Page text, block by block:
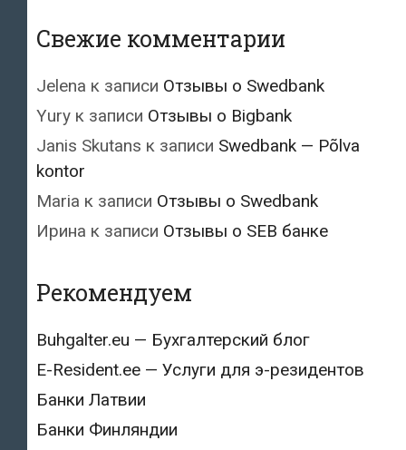
Свежие комментарии
Jelena к записи Отзывы о Swedbank
Yury к записи Отзывы о Bigbank
Janis Skutans к записи Swedbank — Põlva
kontor
Maria к записи Отзывы о Swedbank
Ирина к записи Отзывы о SEB банке
Рекомендуем
Buhgalter.eu — Бухгалтерский блог
E-Resident.ee — Услуги для э-резидентов
Банки Латвии
Банки Финляндии